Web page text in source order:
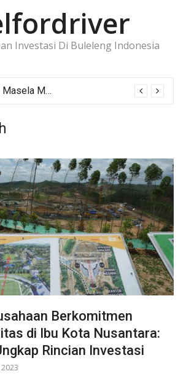
Investasi Di Buleleng Indonesia
Proyek Blok Masela Makin Dekat ke FID, Investasi Raksasa Siap Menggerakkan Industri Energi
Berkomitmen
di Ibu Kota Nusantara:
Rincian Investasi